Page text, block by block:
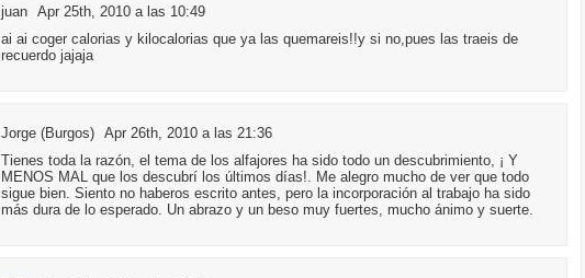
juan Apr 25th, 2010 a las 10:49
ai ai coger calorias y kilocalorias que ya las quemareis!!y si no,pues las traeis de
recuerdo jajaja
Jorge (Burgos) Apr 26th, 2010 a las 21:36
Tienes toda la razón, el tema de los alfajores ha sido todo un descubrimiento, ¡ Y
MENOS MAL que los descubrí los últimos días!. Me alegro mucho de ver que todo
sigue bien. Siento no haberos escrito antes, pero la incorporación al trabajo ha sido
más dura de lo esperado. Un abrazo y un beso muy fuertes, mucho ánimo y suerte.